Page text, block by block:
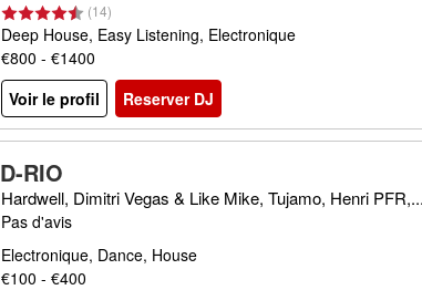
(14)
Deep House, Easy Listening, Electronique
€800 - €1400
Voir le profil
Reserver DJ
D-RIO
Hardwell, Dimitri Vegas & Like Mike, Tujamo, Henri PFR,...
Pas d'avis
Electronique, Dance, House
€100 - €400